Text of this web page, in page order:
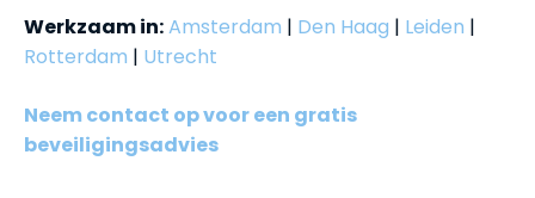
Werkzaam in:Amsterdam | Den Haag | Leiden |
Rotterdam | Utrecht
Neem contact op voor een gratis
beveiligingsadvies